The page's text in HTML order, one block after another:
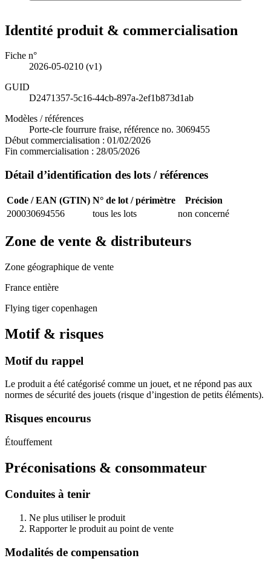
Identité produit & commercialisation
Fiche n°
2026-05-0210 (v1)
GUID
D2471357-5c16-44cb-897a-2ef1b873d1ab
Modèles / références
Porte-cle fourrure fraise, référence no. 3069455
Début commercialisation : 01/02/2026
Fin commercialisation : 28/05/2026
Détail d’identification des lots / références
Code / EAN (GTIN) N° de lot / périmètre
Précision
200030694556
tous les lots non concerné
Zone de vente & distributeurs
Zone géographique de vente
France entière
Flying tiger copenhagen
Motif & risques
Motif du rappel
Le produit a été catégorisé comme un jouet, et ne répond pas aux
normes de sécurité des jouets (risque d’ingestion de petits éléments).
Risques encourus
Étouffement
Préconisations & consommateur
Conduites à tenir
Ne plus utiliser le produit
Rapporter le produit au point de vente
Modalités de compensation